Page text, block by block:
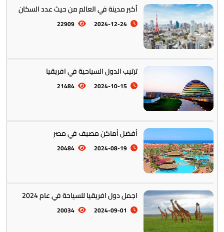
أكبر مدينة في العالم من حيث عدد السكان
2024-12-24
22909
ترتيب الدول السياحية في افريقيا
2024-10-15
21484
أفضل أماكن مصيف في مصر
2024-08-19
20484
اجمل دول افريقيا للسياحة في عام 2024
2024-09-01
20034